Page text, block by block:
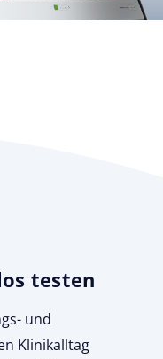
testen
und
Klinikalltag